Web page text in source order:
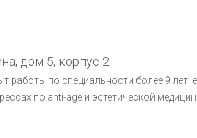
дом 5, корпус 2
работы по специальности более 9 лет,
по anti-age и эстетической
самые современные методики для
и проверенные опытом